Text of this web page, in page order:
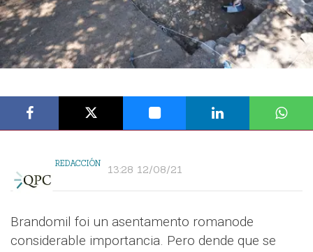
REDACCIÓN 13:28 12/08/21
Brandomil foi un asentamento romanode
considerable importancia. Pero dende que se